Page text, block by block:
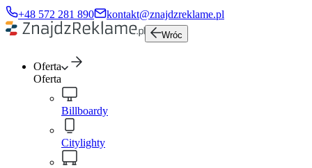
+48 572 281 890 kontakt@znajdzreklame.pl
Wróc
Oferta
Oferta
Billboardy
Citylighty